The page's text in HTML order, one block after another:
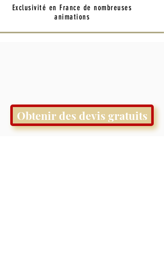
Exclusivité en France de nombreuses
animations
Obtenir des devis gratuits